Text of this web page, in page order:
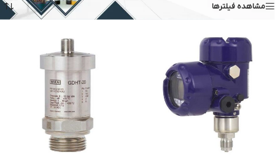
مشاهده فیلترها